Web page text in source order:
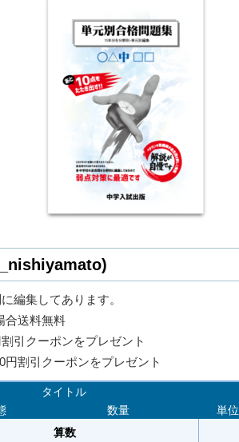
編集してあります。
合送料無料
引クーポンをプレゼント
割引クーポンをプレゼント
タイトル
数量 単位
算数